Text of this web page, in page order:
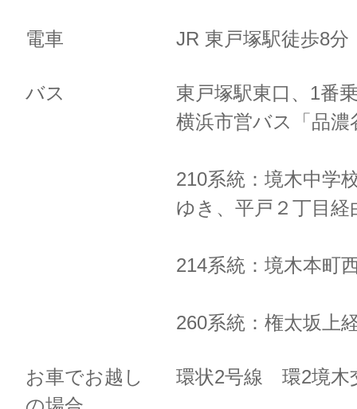
電車 JR 東戸塚駅徒歩8
バス
東戸塚駅東口、1番
横浜市営バス「品
210系統：境木中学
ゆき、 平戸２丁目経
214系統：境木本町
260系統：権太坂上
お車でお越し
環状2号線 環2境木